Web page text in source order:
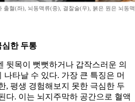
출혈(좌), 뇌동맥류(중), 결찰술(우), 붉은 원은 뇌동
심한 두통
뒷목이 뻣뻣하거나 갑작스러운 의
나타날 수 있다. 가장 큰 특징은 머
, 평생 경험해보지 못한 극심한 두
다. 이는 뇌지주막하 공간으로 혈액